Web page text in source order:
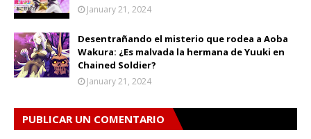
January 21, 2024
Desentrañando el misterio que rodea a Aoba
Wakura: ¿Es malvada la hermana de Yuuki en
Chained Soldier?
January 21, 2024
PUBLICAR UN COMENTARIO